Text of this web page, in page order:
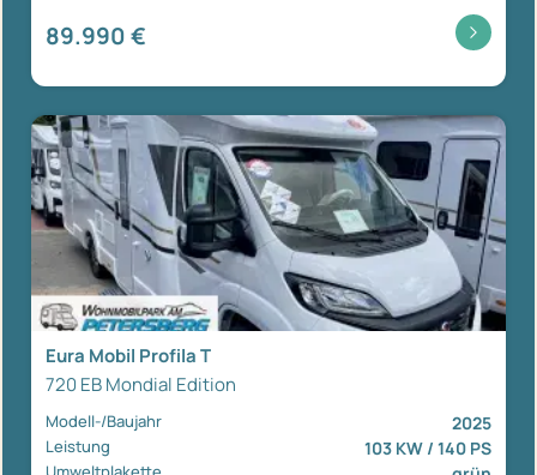
89.990 €
Eura Mobil Profila T
720 EB Mondial Edition
Modell-/Baujahr 2025
Leistung 103 KW / 140 PS